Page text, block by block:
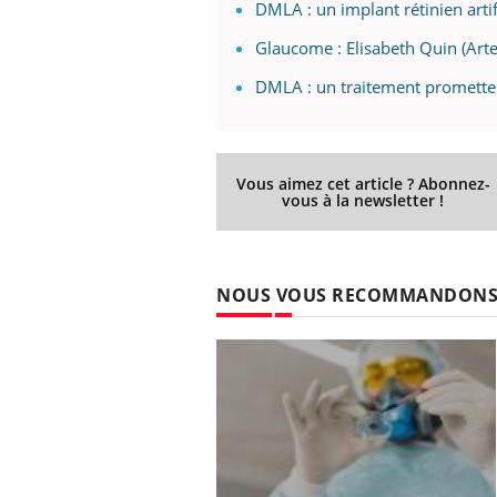
DMLA : un implant rétinien
Glaucome : Elisabeth Quin
DMLA : un traitement
Vous aimez cet article ? Abonnez-
vous à la newsletter !
NOUS VOUS RECOMMANDONS
Youtube
diabète, c'est une période de questions, de Un